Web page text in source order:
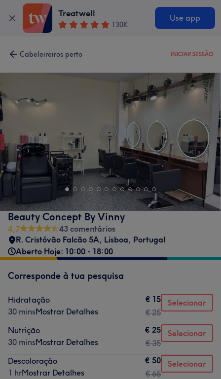
Treatwell
130K
Use app
Cabeleireiros perto INICIAR SESSÃO
Beauty Concept By Vinny
4,7
43 comentários
R. Cristóvão Falcão 5A, Lisboa, Portugal
Aberto Hoje: 10:00 - 18:00
Corresponde à tua pesquisa
Hidratação
30 minsMostrar Detalhes
€ 15
€ 25
Selecionar
Nutrição
30 minsMostrar Detalhes
€ 25
€ 35
Selecionar
Descoloração
1 hrMostrar Detalhes
€ 50
€ 65
Selecionar